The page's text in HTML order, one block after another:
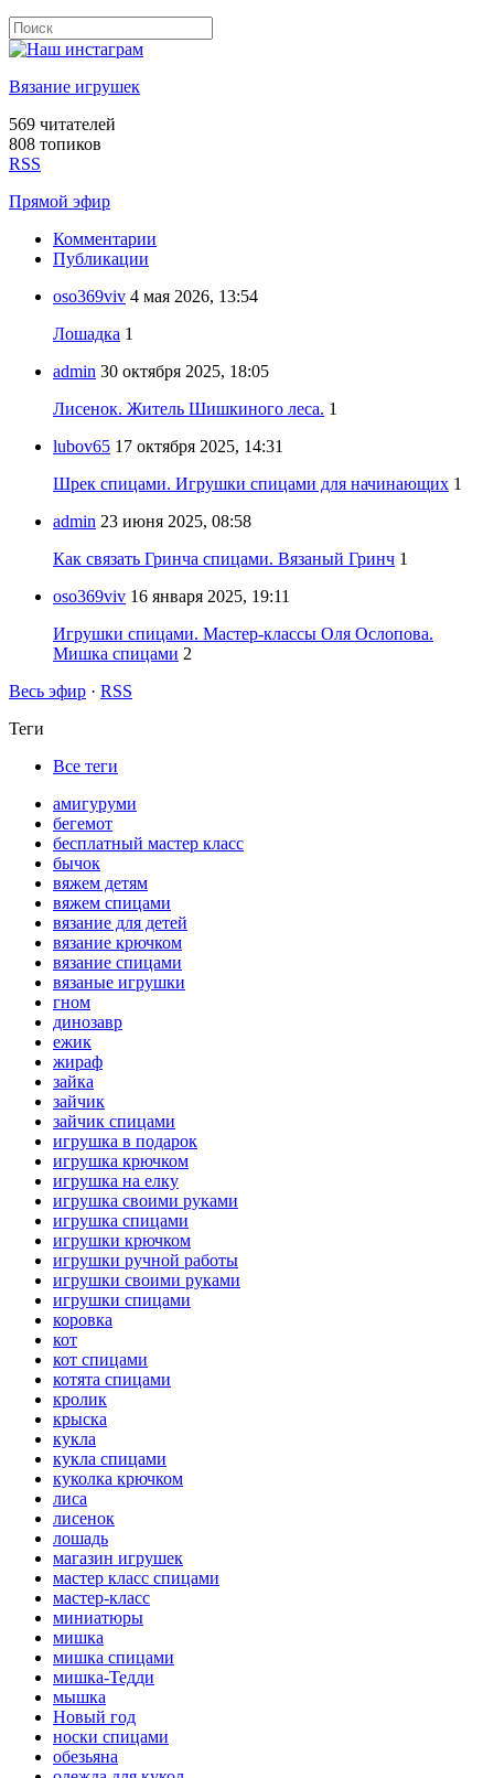
Вязание игрушек
569 читателей
808 топиков
RSS
Прямой эфир
Комментарии
Публикации
oso369viv 4 мая 2026, 13:54
Лошадка 1
admin 30 октября 2025, 18:05
Лисенок. Житель Шишкиного леса. 1
lubov65 17 октября 2025, 14:31
Шрек спицами. Игрушки спицами для начинающих 1
admin 23 июня 2025, 08:58
Как связать Гринча спицами. Вязаный Гринч 1
oso369viv 16 января 2025, 19:11
Игрушки спицами. Мастер-классы Оля Ослопова.
Мишка спицами 2
Весь эфир · RSS
Теги
Все теги
амигуруми
бегемот
бесплатный мастер класс
бычок
вяжем детям
вяжем спицами
вязание для детей
вязание крючком
вязание спицами
вязаные игрушки
гном
динозавр
ежик
жираф
зайка
зайчик
зайчик спицами
игрушка в подарок
игрушка крючком
игрушка на елку
игрушка своими руками
игрушка спицами
игрушки крючком
игрушки ручной работы
игрушки своими руками
игрушки спицами
коровка
кот
кот спицами
котята спицами
кролик
крыска
кукла
кукла спицами
куколка крючком
лиса
лисенок
лошадь
магазин игрушек
мастер класс спицами
мастер-класс
миниатюры
мишка
мишка спицами
мишка-Тедди
мышка
Новый год
носки спицами
обезьяна